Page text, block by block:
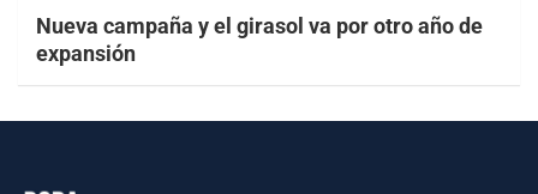
Nueva campaña y el girasol va por otro año de
expansión